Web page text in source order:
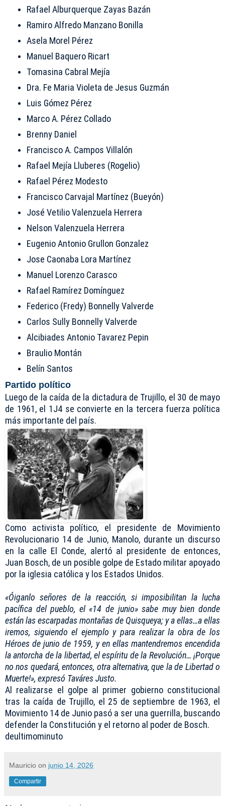
Rafael Alburquerque Zayas Bazán
Ramiro Alfredo Manzano Bonilla
Asela Morel Pérez
Manuel Baquero Ricart
Tomasina Cabral Mejía
Dra. Fe Maria Violeta de Jesus Guzmán
Luis Gómez Pérez
Marco A. Pérez Collado
Brenny Daniel
Francisco A. Campos Villalón
Rafael Mejía Lluberes (Rogelio)
Rafael Pérez Modesto
Francisco Carvajal Martínez (Bueyón)
José Vetilio Valenzuela Herrera
Nelson Valenzuela Herrera
Eugenio Antonio Grullon Gonzalez
Jose Caonaba Lora Martínez
Manuel Lorenzo Carasco
Rafael Ramírez Domínguez
Federico (Fredy) Bonnelly Valverde
Carlos Sully Bonnelly Valverde
Alcibiades Antonio Tavarez Pepin
Braulio Montán
Belín Santos
Partido político
Luego de la caída de la dictadura de Trujillo, el 30 de mayo
de 1961, el 1J4 se convierte en la tercera fuerza política
más importante del país.
Como activista político, el presidente de Movimiento
Revolucionario 14 de Junio, Manolo, durante un discurso
en la calle El Conde, alertó al presidente de entonces,
Juan Bosch, de un posible golpe de Estado militar apoyado
por la iglesia católica y los Estados Unidos.
«Óiganlo señores de la reacción, si imposibilitan la lucha
pacífica del pueblo, el «14 de junio» sabe muy bien donde
están las escarpadas montañas de Quisqueya; y a ellas…a ellas
iremos, siguiendo el ejemplo y para realizar la obra de los
Héroes de junio de 1959, y en ellas mantendremos encendida
la antorcha de la libertad, el espíritu de la Revolución… ¡Porque
no nos quedará, entonces, otra alternativa, que la de Libertad o
Muerte!», expresó Taváres Justo.
Al realizarse el golpe al primer gobierno constitucional
tras la caída de Trujillo, el 25 de septiembre de 1963, el
Movimiento 14 de Junio pasó a ser una guerrilla, buscando
defender la Constitución y el retorno al poder de Bosch.
deultimominuto
Mauricio on junio 14, 2026
Compartir